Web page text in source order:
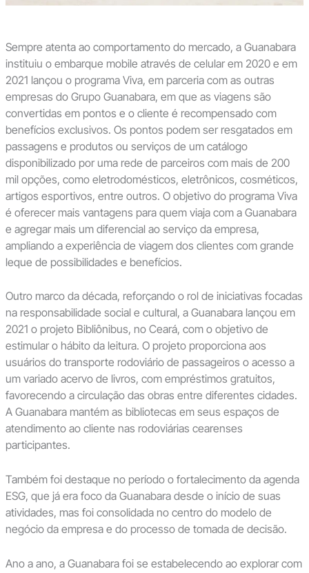
Sempre atenta ao comportamento do mercado, a Guanabara
instituiu o embarque mobile através de celular em 2020 e em
2021 lançou o programa Viva, em parceria com as outras
empresas do Grupo Guanabara, em que as viagens são
convertidas em pontos e o cliente é recompensado com
benefícios exclusivos. Os pontos podem ser resgatados em
passagens e produtos ou serviços de um catálogo
disponibilizado por uma rede de parceiros com mais de 200
mil opções, como eletrodomésticos, eletrônicos, cosméticos,
artigos esportivos, entre outros. O objetivo do programa Viva
é oferecer mais vantagens para quem viaja com a Guanabara
e agregar mais um diferencial ao serviço da empresa,
ampliando a experiência de viagem dos clientes com grande
leque de possibilidades e benefícios.
Outro marco da década, reforçando o rol de iniciativas focadas
na responsabilidade social e cultural, a Guanabara lançou em
2021 o projeto Bibliônibus, no Ceará, com o objetivo de
estimular o hábito da leitura. O projeto proporciona aos
usuários do transporte rodoviário de passageiros o acesso a
um variado acervo de livros, com empréstimos gratuitos,
favorecendo a circulação das obras entre diferentes cidades.
A Guanabara mantém as bibliotecas em seus espaços de
atendimento ao cliente nas rodoviárias cearenses
participantes.
Também foi destaque no período o fortalecimento da agenda
ESG, que já era foco da Guanabara desde o início de suas
atividades, mas foi consolidada no centro do modelo de
negócio da empresa e do processo de tomada de decisão.
Ano a ano, a Guanabara foi se estabelecendo ao explorar com